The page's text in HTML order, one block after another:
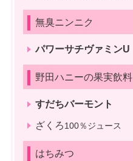
無臭ニンニク
パワーサチヴァミンU
野田ハニーの果実飲料
すだちバーモント
ざくろ100％ジュース
はちみつ